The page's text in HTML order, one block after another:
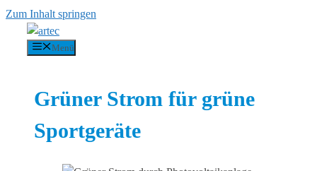
Zum Inhalt springen
Menü
Grüner Strom für grüne
Sportgeräte